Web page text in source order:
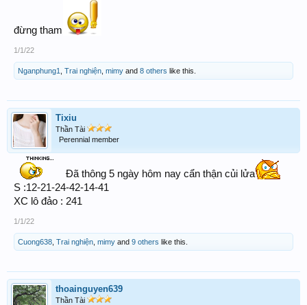
đừng tham
1/1/22
Nganphung1 Trai nghiện mimy and 8 others like this.
Tixiu
Thần Tài
Perennial member
Đã thông 5 ngày hôm nay cẩn thận củi lửa
S :12-21-24-42-14-41
XC lô đảo : 241
1/1/22
Cuong638 Trai nghiện mimy and 9 others like this.
thoainguyen639
Thần Tài